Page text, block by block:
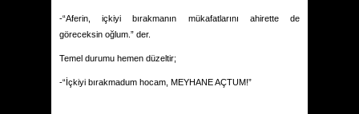
-“Aferin, içkiyi bırakmanın mükafatlarını ahirette de
göreceksin oğlum.” der.
Temel durumu hemen düzeltir;
-“İçkiyi bırakmadum hocam, MEYHANE AÇTUM!”